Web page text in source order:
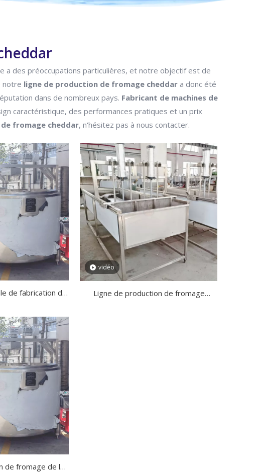
a des préoccupations particulières, et notre objectif est de
notre ligne de production de fromage cheddar a donc été
dans de nombreux pays. Fabricant de machines de
caractéristique, des performances pratiques et un prix
fromage cheddar, n'hésitez pas à nous contacter.
de fabrication de
vidéo
Ligne de production de fromage
de fromage de la